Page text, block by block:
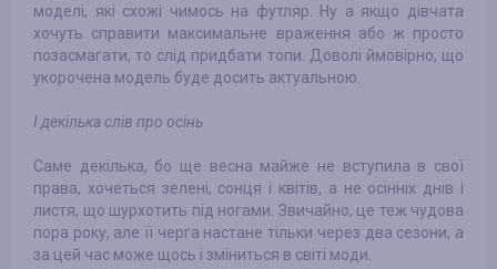
моделі, які схожі чимось на футляр. Ну а якщо дівчата
хочуть справити максимальне враження або ж просто
позасмагати, то слід придбати топи. Доволі ймовірно, що
укорочена модель буде досить актуальною.
І декілька слів про осінь
Саме декілька, бо ще весна майже не вступила в свої
права, хочеться зелені, сонця і квітів, а не осінніх днів і
листя, що шурхотить під ногами. Звичайно, це теж чудова
пора року, але її черга настане тільки через два сезони, а
за цей час може щось і зміниться в світі моди.